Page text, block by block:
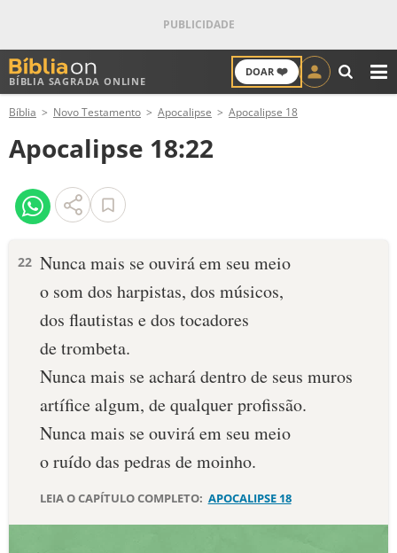
BÍBLIA SAGRADA ONLINE
DOAR ❤️
ANTIGO TESTAMENTO
NOVO TESTAMENTO
VERSÍCULOS
PALAVRA DO DIA
SALMO DO DIA
DEVOCIONAL DIÁRIO
10 MANDAMENTOS
ESTUDOS BÍBLICOS
ESBOÇOS DE PREGAÇÃO
Bíblia Novo Testamento Apocalipse Apocalipse 18
Apocalipse 18:22
22 Nunca mais se ouvirá em seu meio
o som dos harpistas, dos músicos,
dos flautistas e dos tocadores
de trombeta.
Nunca mais se achará dentro de seus muros
artífice algum, de qualquer profissão.
Nunca mais se ouvirá em seu meio
o ruído das pedras de moinho.
LEIA O CAPÍTULO COMPLETO: APOCALIPSE 18